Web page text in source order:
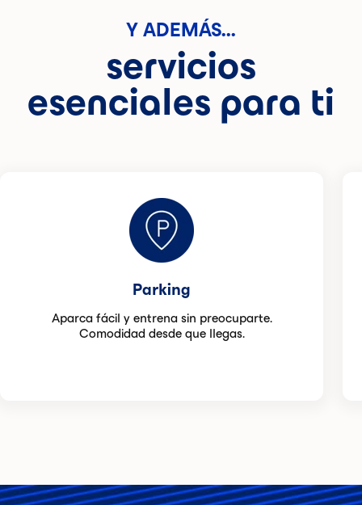
Y ADEMÁS...
servicios
esenciales para ti
Parking
Aparca fácil y entrena sin preocuparte.
Comodidad desde que llegas.